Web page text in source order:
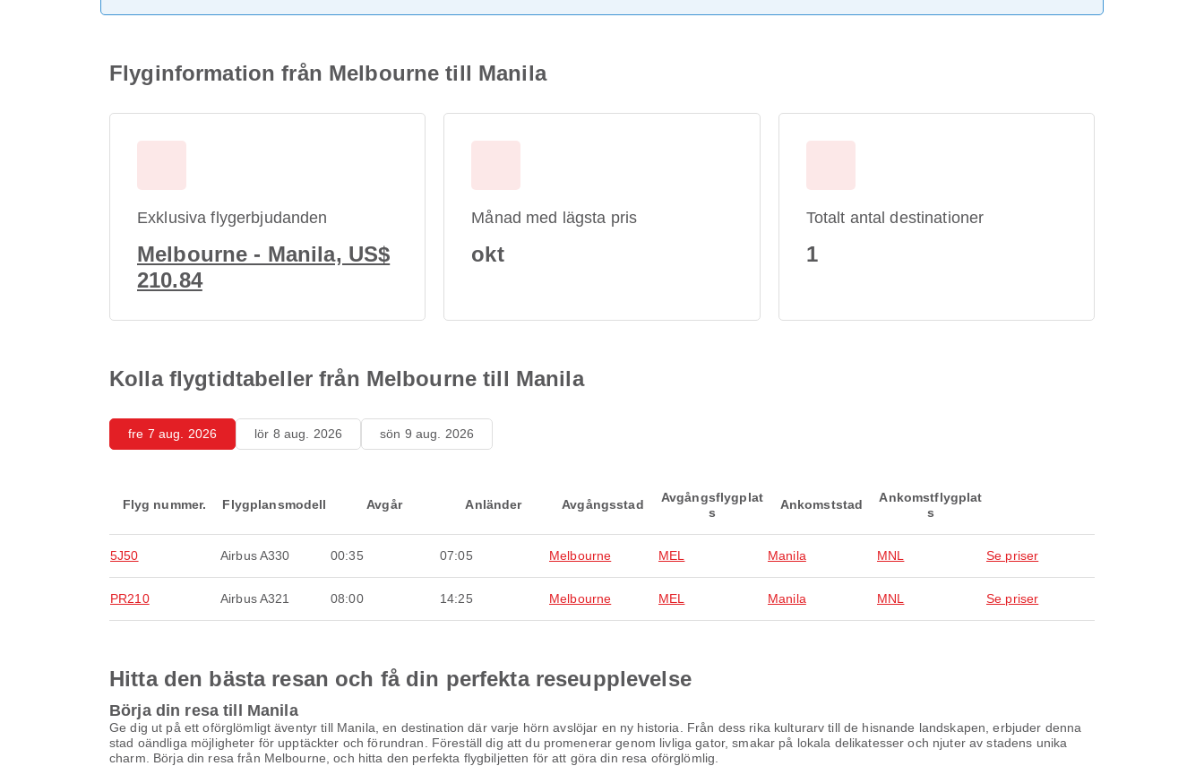
Flyginformation från Melbourne till Manila
Exklusiva flygerbjudanden
Melbourne - Manila, US$
210.84
Månad med lägsta pris
okt
Totalt antal destinationer
1
Kolla flygtidtabeller från Melbourne till Manila
fre 7 aug. 2026 lör 8 aug. 2026 sön 9 aug. 2026
Flyg nummer. Flygplansmodell Avgår Anländer Avgångsstad
Avgångsflygplat
s
Ankomststad
Ankomstflygplat
s
5J50 Airbus A330 00:35 07:05 Melbourne MEL Manila MNL Se priser
PR210 Airbus A321 08:00 14:25 Melbourne MEL Manila MNL Se priser
Hitta den bästa resan och få din perfekta reseupplevelse
Börja din resa till Manila
Ge dig ut på ett oförglömligt äventyr till Manila, en destination där varje hörn avslöjar en ny historia. Från dess rika kulturarv till de hisnande landskapen, erbjuder denna
stad oändliga möjligheter för upptäckter och förundran. Föreställ dig att du promenerar genom livliga gator, smakar på lokala delikatesser och njuter av stadens unika
charm. Börja din resa från Melbourne, och hitta den perfekta flygbiljetten för att göra din resa oförglömlig.